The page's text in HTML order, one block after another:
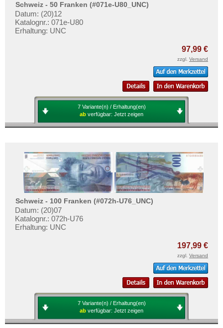
Schweiz - 50 Franken (#071e-U80_UNC)
Datum: (20)12
Katalognr.: 071e-U80
Erhaltung: UNC
97,99 €
zzgl. Versand
7 Variante(n) / Erhaltung(en)
ab verfügbar: Jetzt zeigen
Schweiz - 100 Franken (#072h-U76_UNC)
Datum: (20)07
Katalognr.: 072h-U76
Erhaltung: UNC
197,99 €
zzgl. Versand
7 Variante(n) / Erhaltung(en)
ab verfügbar: Jetzt zeigen